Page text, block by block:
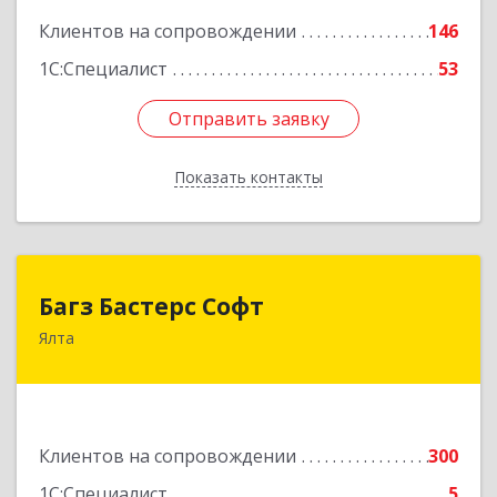
Клиентов на сопровождении
146
1С:Специалист
53
Отправить заявку
Показать контакты
Отправить заявку
Назад
Багз Бастерс Софт
Ялта
Клиентов на сопровождении
300
Багз Бастерс Софт
298603, Крым Респ, Ялта г, Свердлова ул, дом №